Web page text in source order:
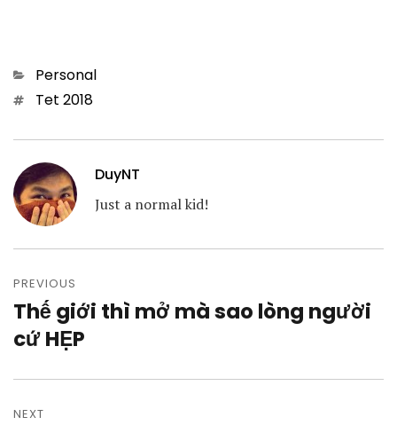
Categories
Personal
TagsTet 2018
DuyNT
Just a normal kid!
navigation
PREVIOUS
Previous
post:
Thế giới thì mở mà sao lòng người
cứ HẸP
NEXT